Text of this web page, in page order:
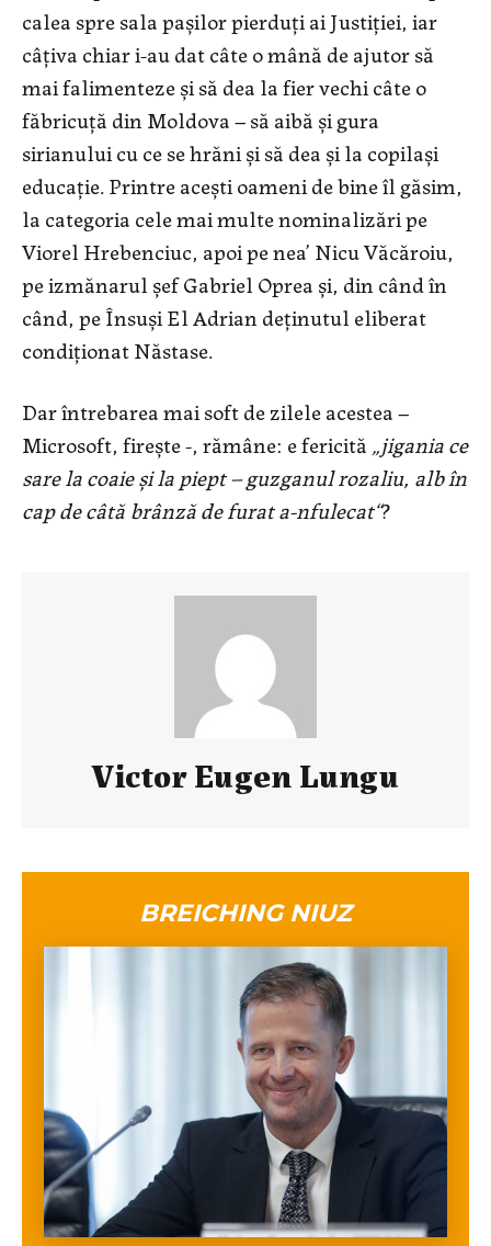
calea spre sala pașilor pierduți ai Justiției, iar
câțiva chiar i-au dat câte o mână de ajutor să
mai falimenteze și să dea la fier vechi câte o
făbricuță din Moldova – să aibă și gura
sirianului cu ce se hrăni și să dea și la copilași
educație. Printre acești oameni de bine îl găsim,
la categoria cele mai multe nominalizări pe
Viorel Hrebenciuc, apoi pe nea’ Nicu Văcăroiu,
pe izmănarul șef Gabriel Oprea și, din când în
când, pe Însuși El Adrian deținutul eliberat
condiționat Năstase.
Dar întrebarea mai soft de zilele acestea –
Microsoft, firește -, rămâne: e fericită „jigania ce
sare la coaie și la piept – guzganul rozaliu, alb în
cap de câtă brânză de furat a-nfulecat“?
Victor Eugen Lungu
BREICHING NIUZ